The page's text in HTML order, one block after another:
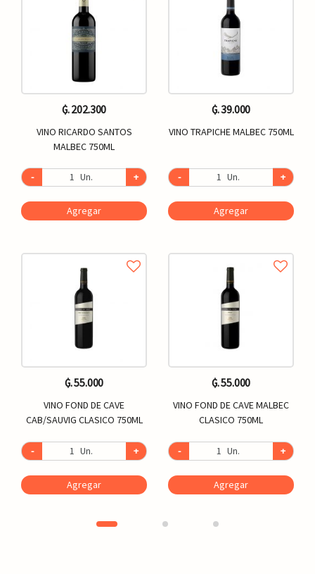
₲. 202.300
VINO RICARDO SANTOS
MALBEC 750ML
- Un. +
Agregar
₲. 55.000
VINO FOND DE CAVE
CAB/SAUVIG CLASICO 750ML
- Un. +
Agregar
₲. 39.000
VINO TRAPICHE MALBEC 750ML
- Un. +
Agregar
₲. 55.000
VINO FOND DE CAVE MALBEC
CLASICO 750ML
- Un. +
Agregar